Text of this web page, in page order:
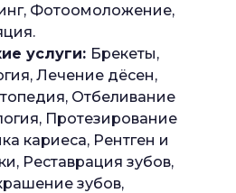
Фотоомоложение,
услуги: Брекеты,
Лечение дёсен,
Отбеливание
Протезирование
кариеса, Рентген и
Реставрация зубов,
зубов,